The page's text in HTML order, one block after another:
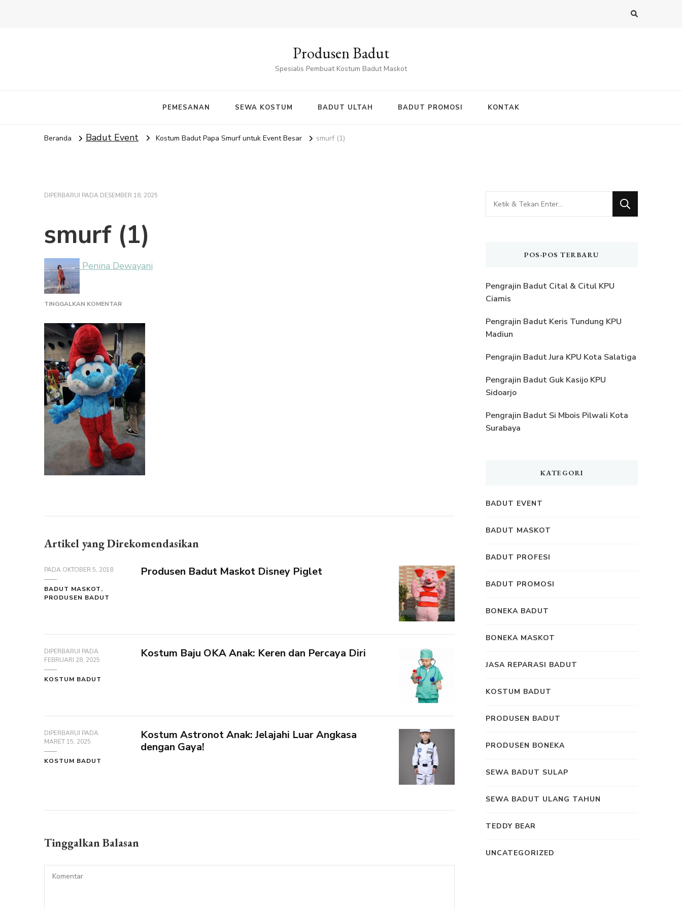
Produsen Badut
Spesialis Pembuat Kostum Badut Maskot
PEMESANAN SEWA KOSTUM BADUT ULTAH BADUT PROMOSI KONTAK
Beranda Badut Event Kostum Badut Papa Smurf untuk Event Besar smurf (1)
DIPERBARUI PADA DESEMBER 18, 2025
smurf (1)
Penina Dewayani
TINGGALKAN KOMENTARPADA
(1)
Artikel yang Direkomendasikan
PADA OKTOBER 5, 2018
BADUT MASKOT
PRODUSEN BADUT
Produsen Badut Maskot Disney Piglet
DIPERBARUI PADA
FEBRUARI 28, 2025
KOSTUM BADUT
Kostum Baju OKA Anak: Keren dan Percaya Diri
DIPERBARUI PADA
MARET 15, 2025
KOSTUM BADUT
Kostum Astronot Anak: Jelajahi Luar Angkasa
dengan Gaya!
Tinggalkan Balasan
Mencari
Sesuatu?
POS-POS TERBARU
Pengrajin Badut Cital & Citul KPU
Ciamis
Pengrajin Badut Keris Tundung KPU
Madiun
Pengrajin Badut Jura KPU Kota Salatiga
Pengrajin Badut Guk Kasijo KPU
Sidoarjo
Pengrajin Badut Si Mbois Pilwali Kota
Surabaya
KATEGORI
BADUT EVENT
BADUT MASKOT
BADUT PROFESI
BADUT PROMOSI
BONEKA BADUT
BONEKA MASKOT
JASA REPARASI BADUT
KOSTUM BADUT
PRODUSEN BADUT
PRODUSEN BONEKA
SEWA BADUT SULAP
SEWA BADUT ULANG TAHUN
TEDDY BEAR
UNCATEGORIZED